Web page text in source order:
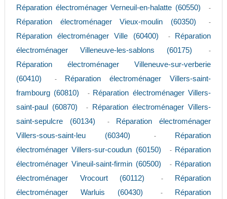
Réparation électroménager Verneuil-en-halatte (60550) -
Réparation électroménager Vieux-moulin (60350) -
Réparation électroménager Ville (60400) -
Réparation
électroménager Villeneuve-les-sablons (60175)
-
Réparation électroménager Villeneuve-sur-verberie
(60410)
-
Réparation électroménager Villers-saint-
frambourg (60810)
- Réparation électroménager Villers-
saint-paul (60870)
-
Réparation électroménager Villers-
saint-sepulcre (60134)
-
Réparation électroménager
Villers-sous-saint-leu (60340)
-
Réparation
électroménager Villers-sur-coudun (60150)
- Réparation
électroménager Vineuil-saint-firmin (60500)
- Réparation
électroménager Vrocourt (60112)
-
Réparation
électroménager Warluis (60430)
-
Réparation